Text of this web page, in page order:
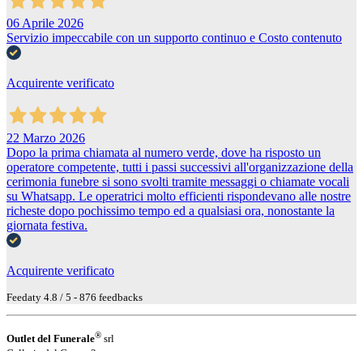
06 Aprile 2026
Servizio impeccabile con un supporto continuo e Costo contenuto
Acquirente verificato
22 Marzo 2026
Dopo la prima chiamata al numero verde, dove ha risposto un
operatore competente, tutti i passi successivi all'organizzazione della
cerimonia funebre si sono svolti tramite messaggi o chiamate vocali
su Whatsapp. Le operatrici molto efficienti rispondevano alle nostre
richeste dopo pochissimo tempo ed a qualsiasi ora, nonostante la
giornata festiva.
Acquirente verificato
Feedaty 4.8 / 5 - 876 feedbacks
Outlet del Funerale® srl